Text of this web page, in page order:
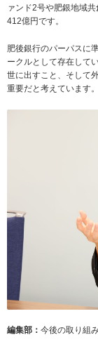
ァンド2号や肥銀地域
412億円です。
肥後銀行のパーパスに
ークルとして存在して
世に出すこと、そして
重要だと考えています。
編集部： 今後の取り組